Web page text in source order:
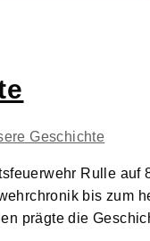
Rulle
bis zum
prägte die